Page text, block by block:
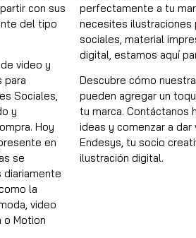
con sus
del tipo
video y
para
Sociales,
y
Hoy
en
se
la
video
o Motion
perfectamente a tu
necesites ilustraciones
sociales, material
digital, estamos aquí
Descubre cómo
pueden agregar un
tu marca. Contáctanos
ideas y comenzar a
Endesys, tu socio
ilustración digital.